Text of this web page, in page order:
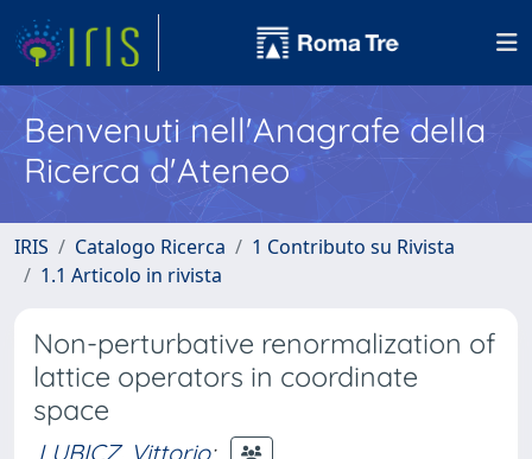
Benvenuti nell'Anagrafe della
Ricerca d'Ateneo
IRIS Catalogo Ricerca
1 Contributo su Rivista
1.1 Articolo in rivista
Non-perturbative renormalization of
lattice operators in coordinate
space
LUBICZ, Vittorio;